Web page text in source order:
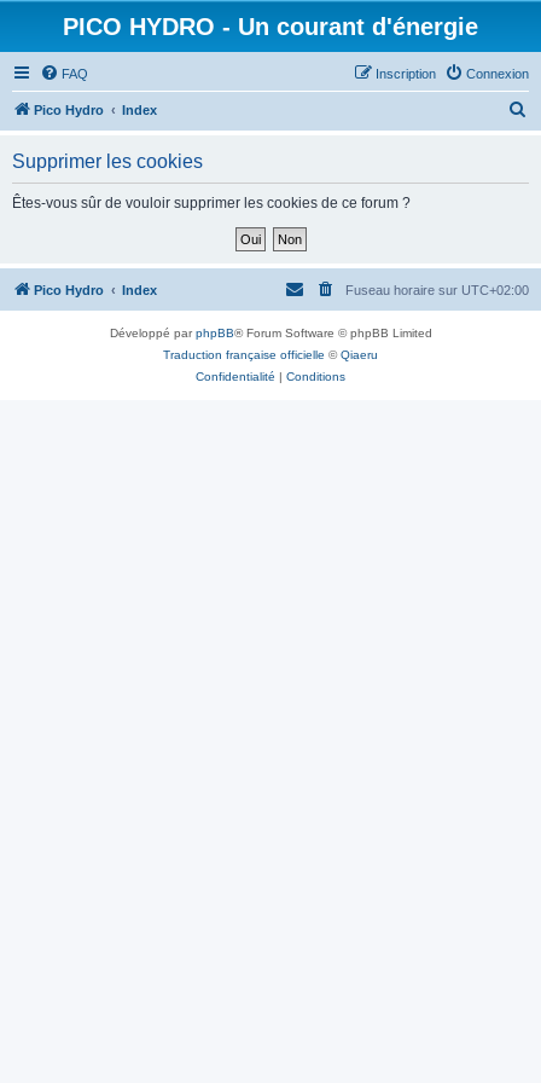
PICO HYDRO - Un courant d'énergie
FAQ Connexion
Inscription
Pico Hydro Index
h
Supprimer les cookies
Êtes-vous sûr de vouloir supprimer les cookies de ce forum ?
Pico Hydro Index Fuseau horaire sur UTC+02:00
Développé parphpBB® Forum Software © phpBB Limited
Traduction française officielle ©Qiaeru
Confidentialité | Conditions